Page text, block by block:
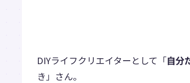
DIYライフクリエイターとして「自分
き」さん。